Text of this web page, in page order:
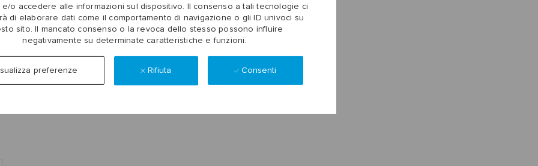
e/o accedere alle informazioni sul dispositivo. Il consenso a tali tecnologie ci
di elaborare dati come il comportamento di navigazione o gli ID univoci su
sito. Il mancato consenso o la revoca dello stesso possono influire
negativamente su determinate caratteristiche e funzioni.
preferenze Rifiuta Consenti